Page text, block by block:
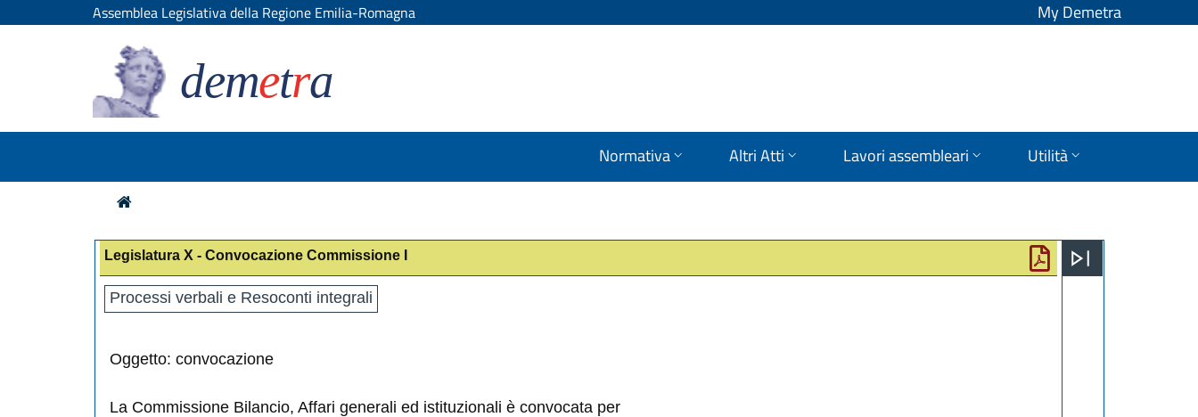
Assemblea Legislativa della Regione Emilia-Romagna My Demetra
demetra
Normativa Altri Atti Lavori assembleari Utilità
Legislatura X - Convocazione Commissione I
Processi verbali e Resoconti integrali
Oggetto: convocazione
La Commissione Bilancio, Affari generali ed istituzionali è convocata per